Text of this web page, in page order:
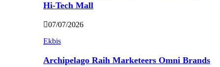
Hi-Tech Mall
07/07/2026
Ekbis
Archipelago Raih Marketeers Omni Brands